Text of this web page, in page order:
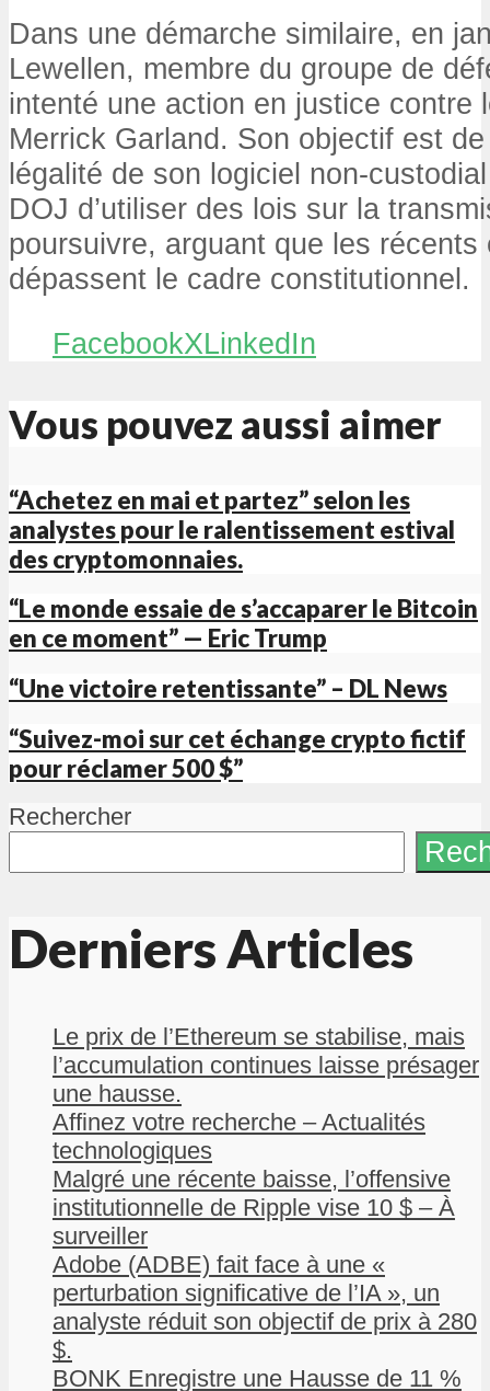
Dans une démarche similaire, en
Lewellen, membre du groupe de
intenté une action en justice contre
Merrick Garland. Son objectif est
légalité de son logiciel non-
DOJ d’utiliser des lois sur la
poursuivre, arguant que les
dépassent le cadre constitutionnel.
FacebookXLinkedIn
Vous pouvez aussi aimer
“Achetez en mai et partez” selon les
analystes pour le ralentissement estival
des cryptomonnaies.
“Le monde essaie de s’accaparer le Bitcoin
en ce moment” — Eric Trump
“Une victoire retentissante” – DL News
“Suivez-moi sur cet échange crypto fictif
pour réclamer 500 $”
Rechercher
Derniers Articles
Le prix de l’Ethereum se stabilise, mais
l’accumulation continues laisse présager
une hausse.
Affinez votre recherche – Actualités
technologiques
Malgré une récente baisse, l’offensive
institutionnelle de Ripple vise 10 $ – À
surveiller
Adobe (ADBE) fait face à une «
perturbation significative de l’IA », un
analyste réduit son objectif de prix à 280
$.
BONK Enregistre une Hausse de 11 %